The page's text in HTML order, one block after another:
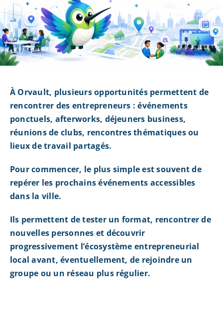
À Orvault, plusieurs opportunités permettent de
rencontrer des entrepreneurs : événements
ponctuels, afterworks, déjeuners business,
réunions de clubs, rencontres thématiques ou
lieux de travail partagés.
Pour commencer, le plus simple est souvent de
repérer les prochains événements accessibles
dans la ville.
Ils permettent de tester un format, rencontrer de
nouvelles personnes et découvrir
progressivement l’écosystème entrepreneurial
local avant, éventuellement, de rejoindre un
groupe ou un réseau plus régulier.